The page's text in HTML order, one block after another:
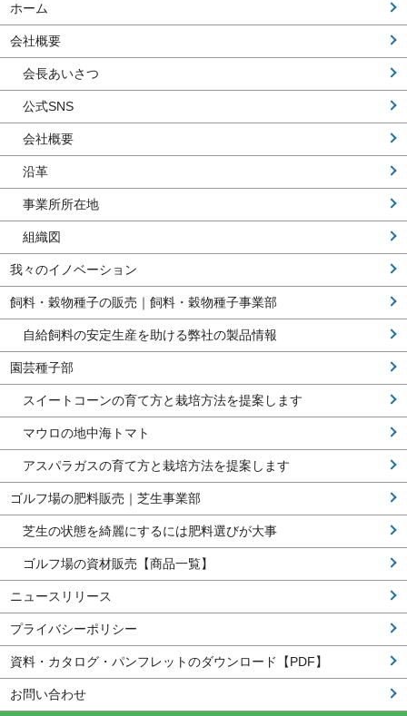
ホーム
会社概要
会長あいさつ
公式SNS
会社概要
沿革
事業所所在地
組織図
我々のイノベーション
飼料・穀物種子の販売｜飼料・穀物種子事業部
自給飼料の安定生産を助ける弊社の製品情報
園芸種子部
スイートコーンの育て方と栽培方法を提案します
マウロの地中海トマト
アスパラガスの育て方と栽培方法を提案します
ゴルフ場の肥料販売｜芝生事業部
芝生の状態を綺麗にするには肥料選びが大事
ゴルフ場の資材販売【商品一覧】
ニュースリリース
プライバシーポリシー
資料・カタログ・パンフレットのダウンロード【PDF】
お問い合わせ